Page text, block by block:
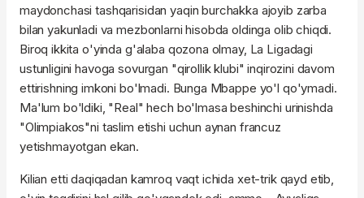
maydonchasi tashqarisidan yaqin burchakka ajoyib zarba
bilan yakunladi va mezbonlarni hisobda oldinga olib chiqdi.
Biroq ikkita o'yinda g'alaba qozona olmay, La Ligadagi
ustunligini havoga sovurgan "qirollik klubi" inqirozini davom
ettirishning imkoni bo'lmadi. Bunga Mbappe yo'l qo'ymadi.
Ma'lum bo'ldiki, "Real" hech bo'lmasa beshinchi urinishda
"Olimpiakos"ni taslim etishi uchun aynan francuz
yetishmayotgan ekan.
Kilian etti daqiqadan kamroq vaqt ichida xet-trik qayd etib,